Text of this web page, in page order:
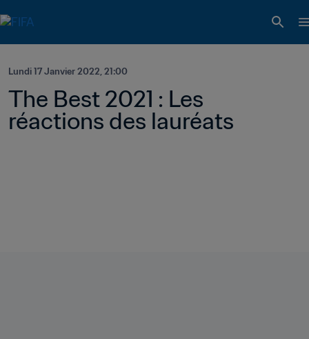
Lundi 17 Janvier 2022, 21:00
The Best 2021 : Les
réactions des lauréats